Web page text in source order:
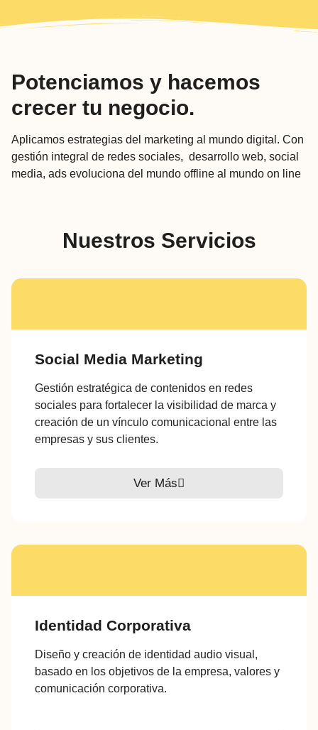
Potenciamos y hacemos
crecer tu negocio.
Aplicamos estrategias del marketing al mundo digital. Con
gestión integral de redes sociales, desarrollo web, social
media, ads evoluciona del mundo offline al mundo on line
Nuestros Servicios
Social Media Marketing
Gestión estratégica de contenidos en redes
sociales para fortalecer la visibilidad de marca y
creación de un vínculo comunicacional entre las
empresas y sus clientes.
Ver Más
Identidad Corporativa
Diseño y creación de identidad audio visual,
basado en los objetivos de la empresa, valores y
comunicación corporativa.